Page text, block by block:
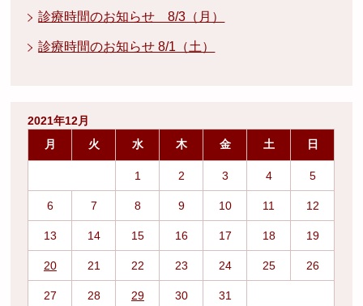
診療時間のお知らせ 8/3（月）
診療時間のお知らせ 8/1（土）
2021年12月
月
火 水 木 金 土 日
1 2 3 4 5
6 7 8 9 10 11 12
13 14 15 16 17 18 19
20 21 22 23 24 25 26
27 28 29 30 31